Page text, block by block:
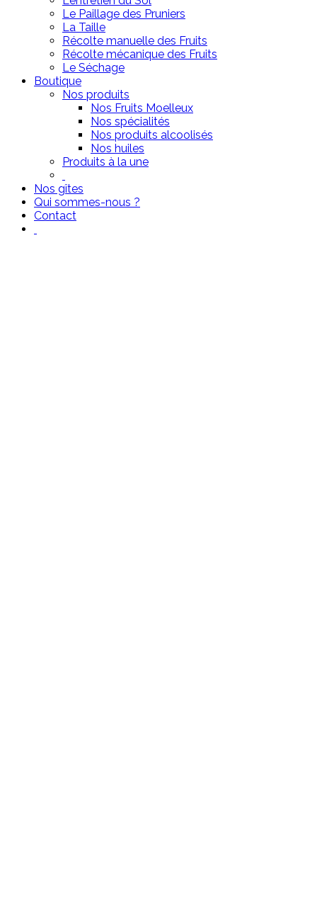
Le Paillage des Pruniers
La Taille
Récolte manuelle des Fruits
Récolte mécanique des Fruits
Le Séchage
Boutique
Nos produits
Nos Fruits Moelleux
Nos spécialités
Nos produits alcoolisés
Nos huiles
Produits à la une
Nos gîtes
Qui sommes-nous ?
Contact